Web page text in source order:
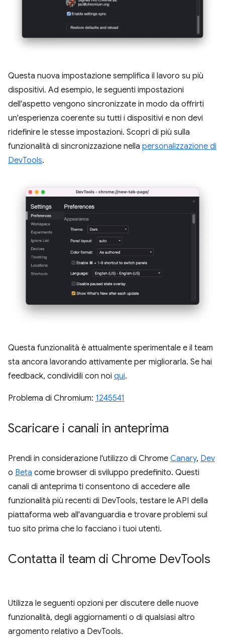
Questa nuova impostazione semplifica il lavoro su più
dispositivi. Ad esempio, le seguenti impostazioni
dell'aspetto vengono sincronizzate in modo da offrirti
un'esperienza coerente su tutti i dispositivi e non devi
ridefinire le stesse impostazioni. Scopri di più sulla
funzionalità di sincronizzazione nella personalizzazione di
DevTools.
Questa funzionalità è attualmente sperimentale e il team
sta ancora lavorando attivamente per migliorarla. Se hai
feedback, condividili con noi qui.
Problema di Chromium: 1245541
Scaricare i canali in anteprima
Prendi in considerazione l'utilizzo di Chrome Canary, Dev
o Beta come browser di sviluppo predefinito. Questi
canali di anteprima ti consentono di accedere alle
funzionalità più recenti di DevTools, testare le API della
piattaforma web all'avanguardia e trovare problemi sul
tuo sito prima che lo facciano i tuoi utenti.
Contatta il team di Chrome DevTools
Utilizza le seguenti opzioni per discutere delle nuove
funzionalità, degli aggiornamenti o di qualsiasi altro
argomento relativo a DevTools.